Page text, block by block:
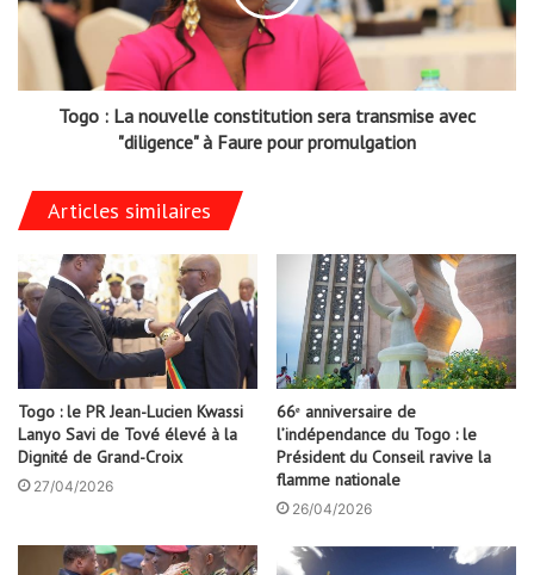
Togo : La nouvelle constitution sera transmise avec
"diligence" à Faure pour promulgation
Articles similaires
Togo : le PR Jean-Lucien Kwassi
Lanyo Savi de Tové élevé à la
Dignité de Grand-Croix
27/04/2026
66ᵉ anniversaire de
l’indépendance du Togo : le
Président du Conseil ravive la
flamme nationale
26/04/2026